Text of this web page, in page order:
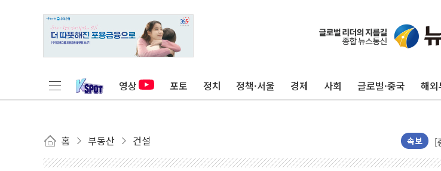
영상 포토 정치 정책·서울 경제 사회 글로벌·중국 해
홈 부동산 건설 속보
[